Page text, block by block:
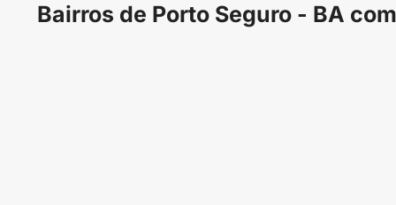
Bairros de Porto Seguro - BA